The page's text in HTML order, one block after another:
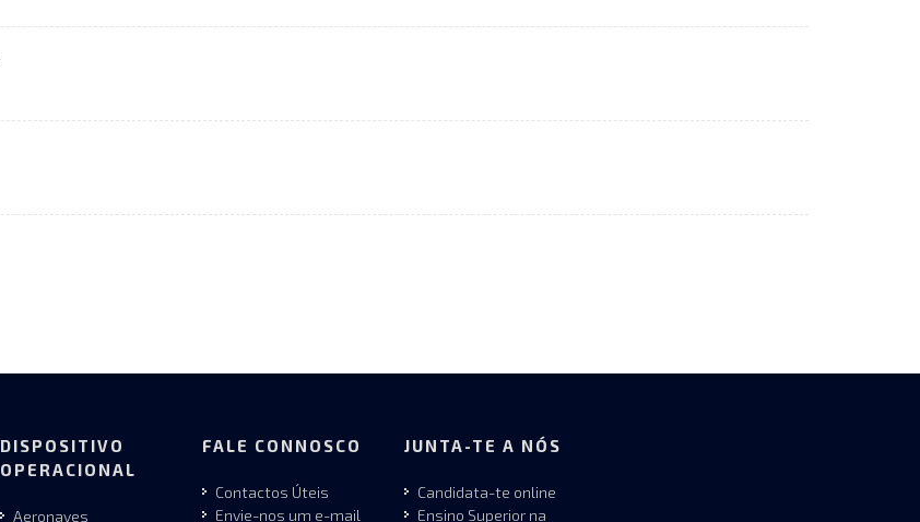
DISPOSITIVO
OPERACIONAL
Aeronaves
FALE CONNOSCO
Contactos Úteis
Envie-nos um e-mail
JUNTA-TE A NÓS
Candidata-te online
Ensino Superior na